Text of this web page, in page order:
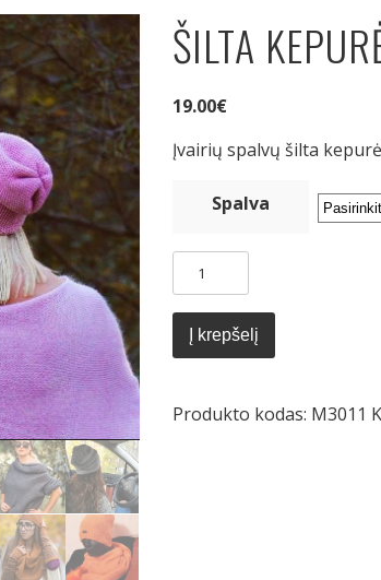
ŠILTA
19.00€
Įvairių spalvų šilta
Spalva
kiekis:
Šilta
kepurė
Į krepšelį
Produkto kodas: M3011